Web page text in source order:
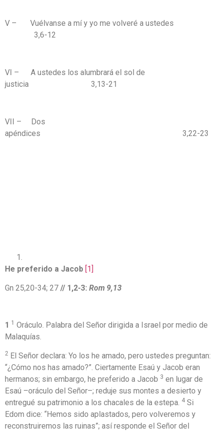
V – Vuélvanse a mí y yo me volveré a ustedes
3,6-12
VI – A ustedes los alumbrará el sol de
justicia 3,13-21
VII – Dos
apéndices 3,22-23
He preferido a Jacob [1]
Gn 25,20-34; 27 // 1,2-3: Rom 9,13
1 1 Oráculo. Palabra del Señor dirigida a Israel por medio de
Malaquías.
2 El Señor declara: Yo los he amado, pero ustedes preguntan:
“¿Cómo nos has amado?”. Ciertamente Esaú y Jacob eran
hermanos; sin embargo, he preferido a Jacob 3 en lugar de
Esaú –oráculo del Señor–; reduje sus montes a desierto y
entregué su patrimonio a los chacales de la estepa. 4 Si
Edom dice: “Hemos sido aplastados, pero volveremos y
reconstruiremos las ruinas”; así responde el Señor del